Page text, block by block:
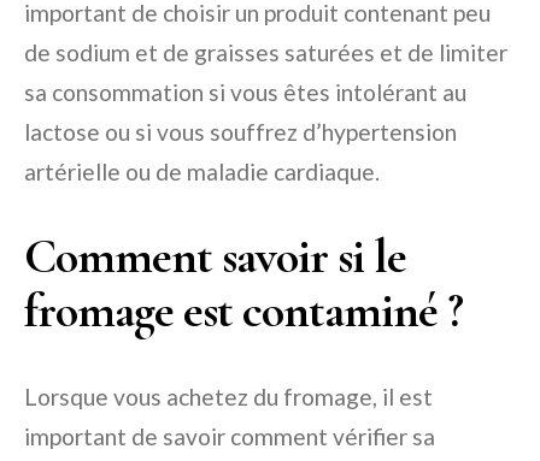
important de choisir un produit contenant peu
de sodium et de graisses saturées et de limiter
sa consommation si vous êtes intolérant au
lactose ou si vous souffrez d’hypertension
artérielle ou de maladie cardiaque.
Comment savoir si le
fromage est contaminé ?
Lorsque vous achetez du fromage, il est
important de savoir comment vérifier sa